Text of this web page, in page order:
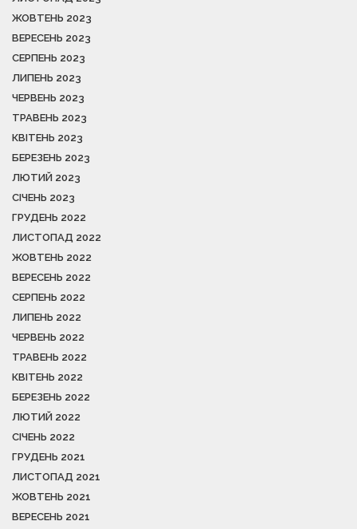
ЖОВТЕНЬ 2023
ВЕРЕСЕНЬ 2023
СЕРПЕНЬ 2023
ЛИПЕНЬ 2023
ЧЕРВЕНЬ 2023
ТРАВЕНЬ 2023
КВІТЕНЬ 2023
БЕРЕЗЕНЬ 2023
ЛЮТИЙ 2023
СІЧЕНЬ 2023
ГРУДЕНЬ 2022
ЛИСТОПАД 2022
ЖОВТЕНЬ 2022
ВЕРЕСЕНЬ 2022
СЕРПЕНЬ 2022
ЛИПЕНЬ 2022
ЧЕРВЕНЬ 2022
ТРАВЕНЬ 2022
КВІТЕНЬ 2022
БЕРЕЗЕНЬ 2022
ЛЮТИЙ 2022
СІЧЕНЬ 2022
ГРУДЕНЬ 2021
ЛИСТОПАД 2021
ЖОВТЕНЬ 2021
ВЕРЕСЕНЬ 2021